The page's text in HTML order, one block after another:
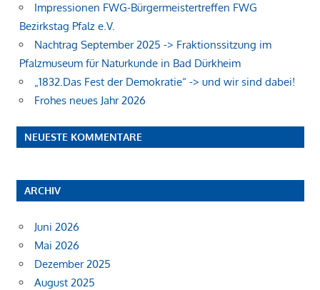
Impressionen FWG-Bürgermeistertreffen FWG
Bezirkstag Pfalz e.V.
Nachtrag September 2025 -> Fraktionssitzung im
Pfalzmuseum für Naturkunde in Bad Dürkheim
„1832.Das Fest der Demokratie“ -> und wir sind dabei!
Frohes neues Jahr 2026
NEUESTE KOMMENTARE
ARCHIV
Juni 2026
Mai 2026
Dezember 2025
August 2025